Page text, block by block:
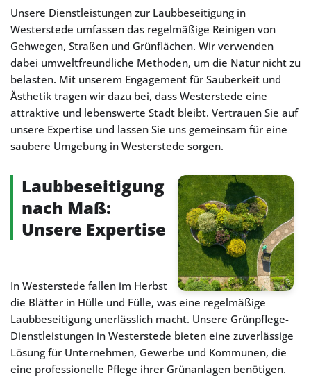
Unsere Dienstleistungen zur Laubbeseitigung in
Westerstede umfassen das regelmäßige Reinigen von
Gehwegen, Straßen und Grünflächen. Wir verwenden
dabei umweltfreundliche Methoden, um die Natur nicht zu
belasten. Mit unserem Engagement für Sauberkeit und
Ästhetik tragen wir dazu bei, dass Westerstede eine
attraktive und lebenswerte Stadt bleibt. Vertrauen Sie auf
unsere Expertise und lassen Sie uns gemeinsam für eine
saubere Umgebung in Westerstede sorgen.
Laubbeseitigung
nach Maß:
Unsere Expertise
In Westerstede fallen im Herbst
die Blätter in Hülle und Fülle, was eine regelmäßige
Laubbeseitigung unerlässlich macht. Unsere Grünpflege-
Dienstleistungen in Westerstede bieten eine zuverlässige
Lösung für Unternehmen, Gewerbe und Kommunen, die
eine professionelle Pflege ihrer Grünanlagen benötigen.